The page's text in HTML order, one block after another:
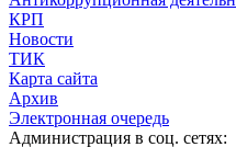
КРП
Новости
ТИК
Карта сайта
Архив
Электронная очередь
Администрация в соц. сетях: